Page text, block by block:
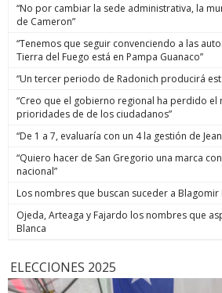
“No por cambiar la sede administrativa, la
de Cameron”
“Tenemos que seguir convenciendo a las
Tierra del Fuego está en Pampa Guanaco”
“Un tercer periodo de Radonich producirá
“Creo que el gobierno regional ha perdido el
prioridades de de los ciudadanos”
“De 1 a 7, evaluaría con un 4 la gestión de
“Quiero hacer de San Gregorio una marca
nacional”
Los nombres que buscan suceder a
Ojeda, Arteaga y Fajardo los nombres que
Blanca
ELECCIONES 2025